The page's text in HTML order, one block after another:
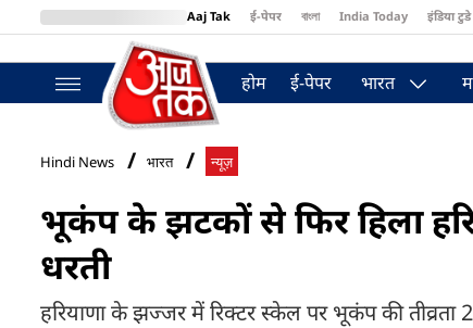
Aaj Tak ई-पेपर বাংলা India Today इंडिया टुडे
BT Bazaar
होम ई-पेपर भारत
Hindi News भारत न्यूज़
भूकंप के झटकों से फिर हिला
धरती
हरियाणा के झज्जर में रिक्टर स्केल पर भूकंप की